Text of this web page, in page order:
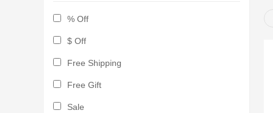
% Off
$ Off
Free Shipping
Free Gift
Sale